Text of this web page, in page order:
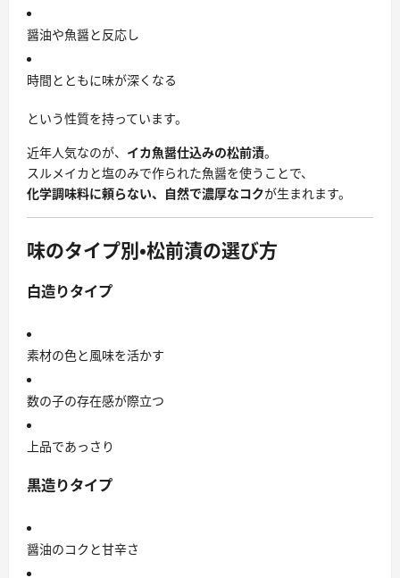
醤油や魚醤と反応し
時間とともに味が深くなる
という性質を持っています。
近年人気なのが、 イカ魚醤仕込みの松前漬。
スルメイカと塩のみで作られた魚醤を使うことで、
化学調味料に頼らない、自然で濃厚なコクが生まれます。
味のタイプ別・松前漬の選び方
白造りタイプ
素材の色と風味を活かす
数の子の存在感が際立つ
上品であっさり
黒造りタイプ
醤油のコクと甘辛さ